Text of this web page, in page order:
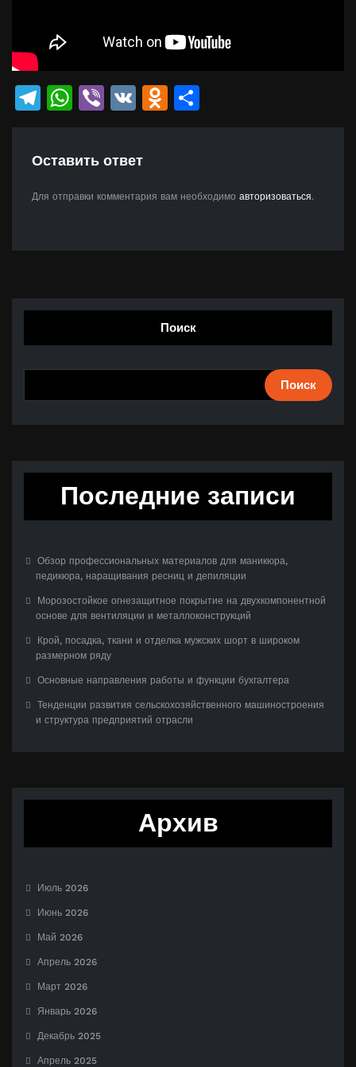
Telegram
WhatsApp
Viber
VK Odnoklassniki
Оставить ответ
Для отправки комментария вам необходимо авторизоваться.
Поиск
Поиск
Последние записи
Обзор профессиональных материалов для маникюра,
педикюра, наращивания ресниц и депиляции
Морозостойкое огнезащитное покрытие на двухкомпонентной
основе для вентиляции и металлоконструкций
Крой, посадка, ткани и отделка мужских шорт в широком
размерном ряду
Основные направления работы и функции бухгалтера
Тенденции развития сельскохозяйственного машиностроения
и структура предприятий отрасли
Архив
Июль 2026
Июнь 2026
Май 2026
Апрель 2026
Март 2026
Январь 2026
Декабрь 2025
Апрель 2025